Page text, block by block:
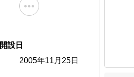
開設日
2005年11月25日